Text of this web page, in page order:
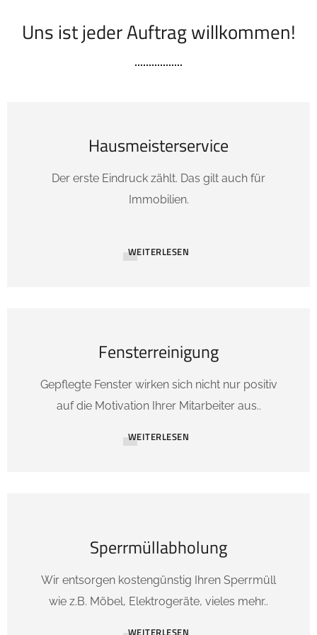
Uns ist jeder Auftrag willkommen!
Hausmeisterservice
Der erste Eindruck zählt. Das gilt auch für
Immobilien.
WEITERLESEN
Fensterreinigung
Gepflegte Fenster wirken sich nicht nur positiv
auf die Motivation Ihrer Mitarbeiter aus..
WEITERLESEN
Sperrmüllabholung
Wir entsorgen kostengünstig Ihren Sperrmüll
wie z.B. Möbel, Elektrogeräte, vieles mehr..
WEITERLESEN